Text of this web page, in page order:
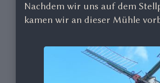
Nachdem wir uns auf dem
kamen wir an dieser Mühle